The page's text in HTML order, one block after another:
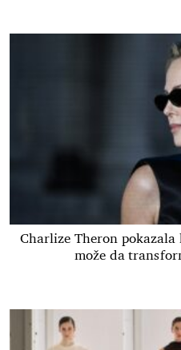
Charlize Theron
može da